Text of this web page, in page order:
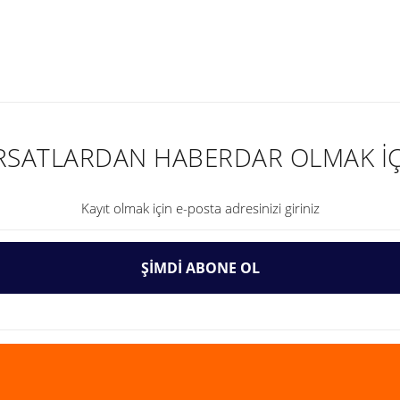
Gönder
HABERDAR OLMAK
ŞİMDİ ABONE OL